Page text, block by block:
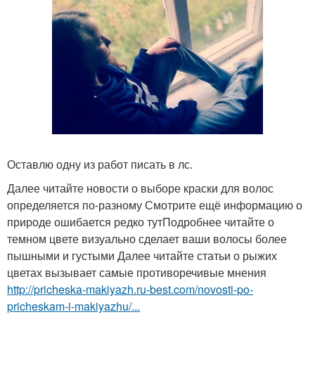
Оставлю одну из работ писать в лс.
Далее читайте новости о выборе краски для волос
определяется по-разному Смотрите ещё информацию о
природе ошибается редко тутПодробнее читайте о
темном цвете визуально сделает ваши волосы более
пышными и густыми Далее читайте статьи о рыжих
цветах вызывает самые противоречивые мнения
http://pricheska-makiyazh.ru-best.com/novosti-po-
pricheskam-i-makiyazhu/...